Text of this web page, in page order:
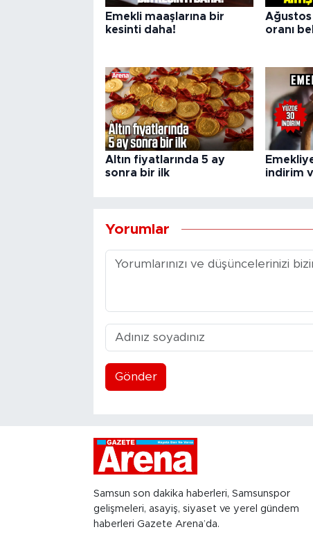
Emekli maaşlarına bir
kesinti daha!
Ağustos
oranı
Altın fiyatlarında 5 ay
sonra bir ilk
indirim
Yorumlar
Gönder
Samsun son dakika haberleri, Samsunspor
gelişmeleri, asayiş, siyaset ve yerel gündem
haberleri Gazete Arena’da.